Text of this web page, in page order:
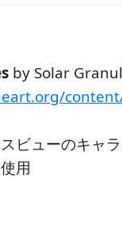
by Solar
ビューのキャ
用